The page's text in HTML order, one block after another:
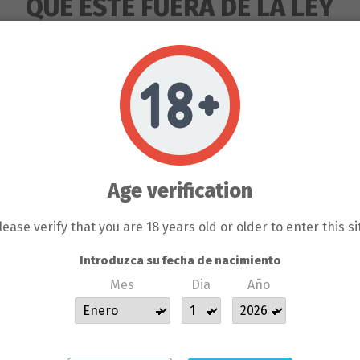
Age verification
verify that you are 18 years old or older to enter this
Introduzca su fecha de nacimiento
Mes Dia Año
QUE ESTE FUERA DE LA LEY
QUE SE VENDEN EN
PARA LA HORTICULTURA
DEL PROPIO BANCO DE
EL COLECCIONISMO, NO SE
CLIENTE DE LLAMAS GROW
SERÁ BAJO SU RESPONSABILIDAD
SE HACE RESPONSABLE DE